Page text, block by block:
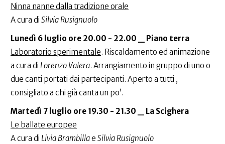
Ninna nanne dalla tradizione orale
A cura di Silvia Rusignuolo
Lunedì 6 luglio ore 20.00 - 22.00 _ Piano terra
Laboratorio sperimentale. Riscaldamento ed animazione
a cura di Lorenzo Valera. Arrangiamento in gruppo di uno o
due canti portati dai partecipanti. Aperto a tutti ,
consigliato a chi già canta un po’.
Martedì 7 luglio ore 19.30 - 21.30 _ La Scighera
Le ballate europee
A cura di Livia Brambillae Silvia Rusignuolo